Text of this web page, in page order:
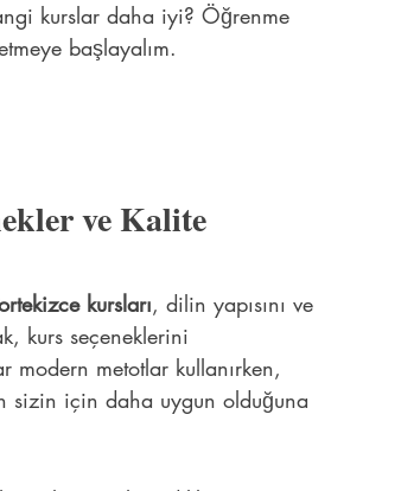
kurslar daha iyi? Öğrenme
başlayalım.
ve Kalite
kursları, dilin yapısını ve
kurs seçeneklerini
modern metotlar kullanırken,
sizin için daha uygun olduğuna